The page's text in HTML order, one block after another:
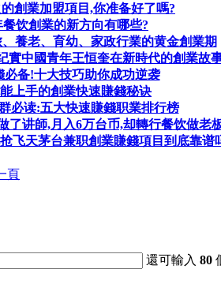
創業加盟項目,你准备好了嗎?
餐饮創業的新方向有哪些?
養老、育幼、家政行業的黄金創業期
實中國青年王恒奎在新時代的創業故
必备!十大技巧助你成功逆袭
上手的創業快速賺錢秘诀
必读:五大快速賺錢职業排行榜
了讲師,月入6万台币,却轉行餐饮做老
飞天茅台兼职創業賺錢項目到底靠谱
頁
還可輸入80